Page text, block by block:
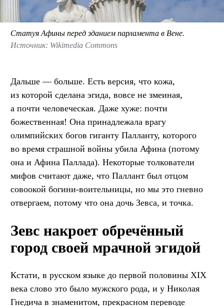
Статуя Афины перед зданием парламента в Вене.
Источник: Wikimedia Commons
Дальше — больше. Есть версия, что кожа,
из которой сделана эгида, вовсе не змеиная,
а почти человеческая. Даже хуже: почти
божественная! Она принадлежала врагу
олимпийских богов гиганту Палланту, которого
во время страшной войны убила Афина (потому
она и Афина Паллада). Некоторые толкователи
мифов считают даже, что Паллант был отцом
совоокой богини-воительницы, но мы это гневно
отвергаем, потому что она дочь Зевса, и точка.
Зевс накроет обречённый
город своей мрачной эгидой
Кстати, в русском языке до первой половины XIX
века слово это было мужского рода, и у Николая
Гнедича в знаменитом, прекрасном переводе